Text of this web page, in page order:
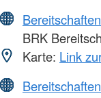
BRK
Karte: Link